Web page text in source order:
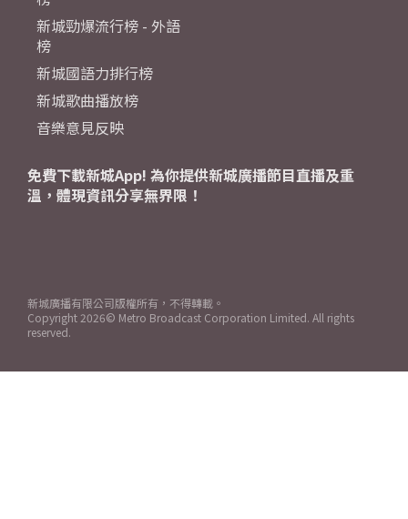
新城勁爆流行榜 - 外語
榜
新城國語力排行榜
新城歌曲播放榜
音樂意見反映
免費下載新城App! 為你提供新城廣播節目直播及重
溫，體現資訊分享無界限！
新城廣播有限公司版權所有，不得轉載。
Copyright 2026© Metro Broadcast Corporation Limited. All rights
reserved.